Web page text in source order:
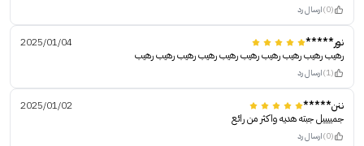
(0) ارسال رد
نور*****
2025/01/04
رهيب رهيب رهيب رهيب رهيب رهيب رهيب رهيب رهيب رهيب
(1) ارسال رد
ننن*****
2025/01/02
جمييييل جبته هديه واكثر من رائع
(0) ارسال رد